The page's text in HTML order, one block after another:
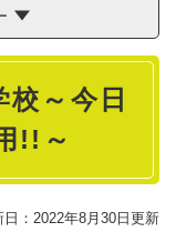
校～今日
!!～
日：2022年8月30日更新